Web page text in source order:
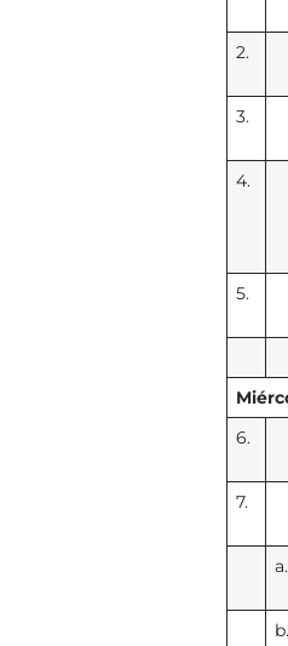
2.
3.
4.
5.
6.
7.
a.
b.